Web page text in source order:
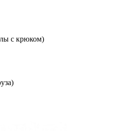
с крюком)